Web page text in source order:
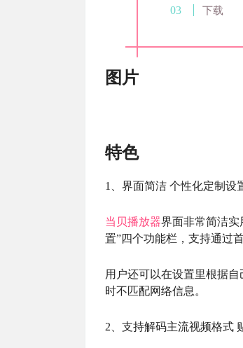
下载
图片
特色
1、界面简洁 个性化定制设
当贝播放器界面非常简洁实
置”四个功能栏，支持通过
用户还可以在设置里根据
时不匹配网络信息。
2、支持解码主流视频格式